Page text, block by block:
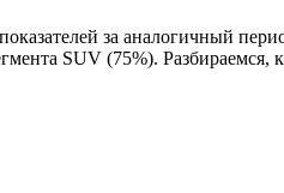
за аналогичный
SUV (75%). Разбираемся,